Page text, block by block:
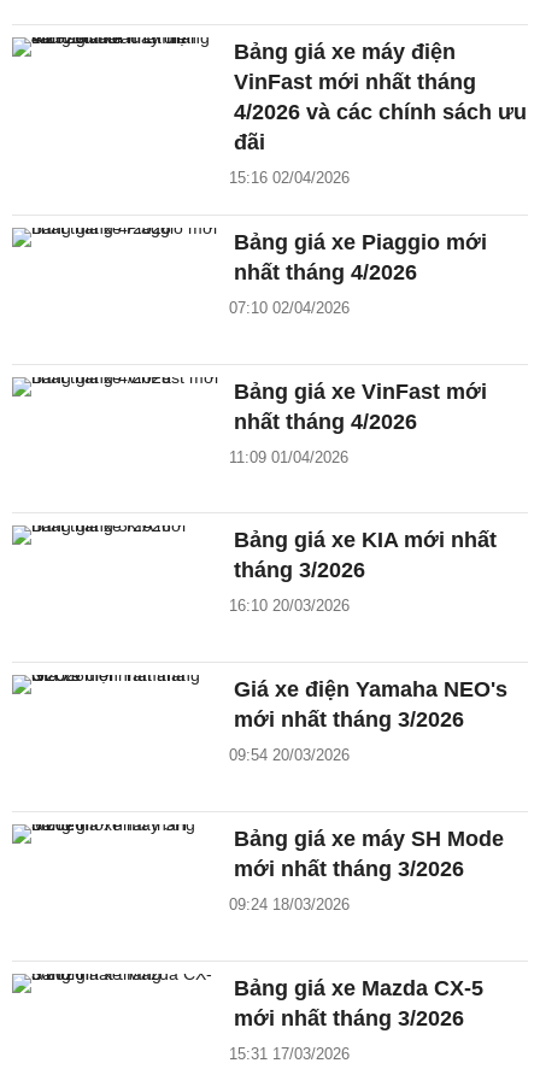
Bảng giá xe máy điện
VinFast mới nhất tháng
4/2026 và các chính sách ưu
đãi
15:16 02/04/2026
Bảng giá xe Piaggio mới
nhất tháng 4/2026
07:10 02/04/2026
Bảng giá xe VinFast mới
nhất tháng 4/2026
11:09 01/04/2026
Bảng giá xe KIA mới nhất
tháng 3/2026
16:10 20/03/2026
Giá xe điện Yamaha NEO's
mới nhất tháng 3/2026
09:54 20/03/2026
Bảng giá xe máy SH Mode
mới nhất tháng 3/2026
09:24 18/03/2026
Bảng giá xe Mazda CX-5
mới nhất tháng 3/2026
15:31 17/03/2026